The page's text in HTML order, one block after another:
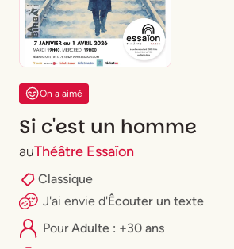
On a aimé
Si c'est un homme
auThéâtre Essaïon
Classique
J'ai envie d'Êcouter un texte
PourAdulte : +30 ans